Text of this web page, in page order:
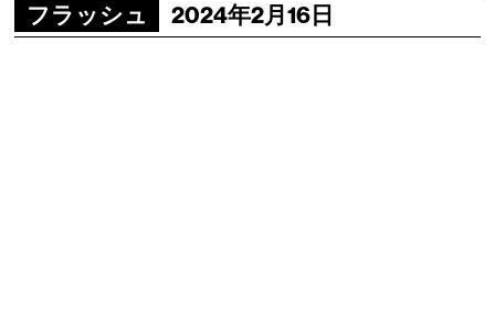
フラッシュ 2024年2月16日